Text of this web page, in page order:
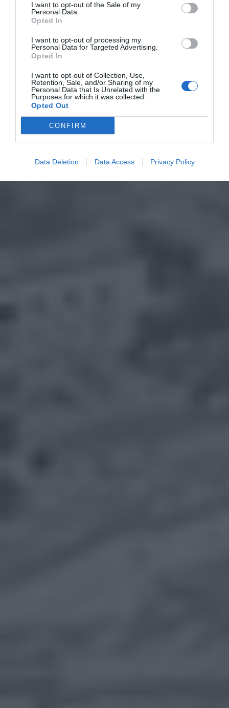
I want to opt-out of the Sale of my
Personal Data.
Opted In
I want to opt-out of processing my
Personal Data for Targeted Advertising.
Opted In
I want to opt-out of Collection, Use,
Retention, Sale, and/or Sharing of my
Personal Data that Is Unrelated with the
Purposes for which it was collected.
Opted Out
CONFIRM
Data Deletion Data Access Privacy Policy